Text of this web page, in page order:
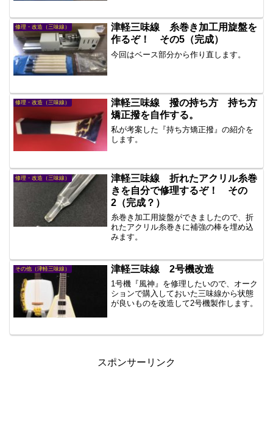
修理・改造（三味線）
津軽三味線 糸巻き加工用旋盤を
作るぞ！ その5（完成）
今回はベース部分から作り直します。
修理・改造（三味線）
津軽三味線 撥の持ち方 持ち方
矯正撥を自作する。
私が考案した『持ち方矯正撥』の紹介を
します。
修理・改造（三味線）
津軽三味線 折れたアクリル糸巻
きを自分で修理するぞ！ その
2（完成？）
糸巻き加工用旋盤ができましたので、折
れたアクリル糸巻きに補強の棒を埋め込
みます。
その他（津軽三味線） 津軽三味線 2号機改造
1号機『風神』を修理したいので、オーク
ションで購入しておいた三味線から状態
が良いものを改造して2号機製作します。
スポンサーリンク